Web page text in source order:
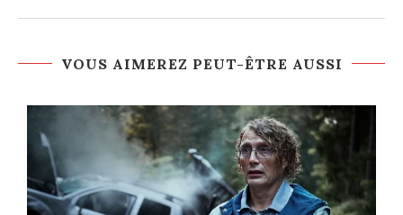
VOUS AIMEREZ PEUT-ÊTRE AUSSI